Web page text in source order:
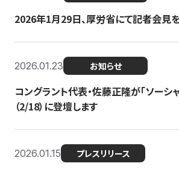
2026年1月29日、厚労省にて記者会見を
2026.01.23 お知らせ
コングラント代表・佐藤正隆が「ソーシ
（2/18）に登壇します
2026.01.15 プレスリリース